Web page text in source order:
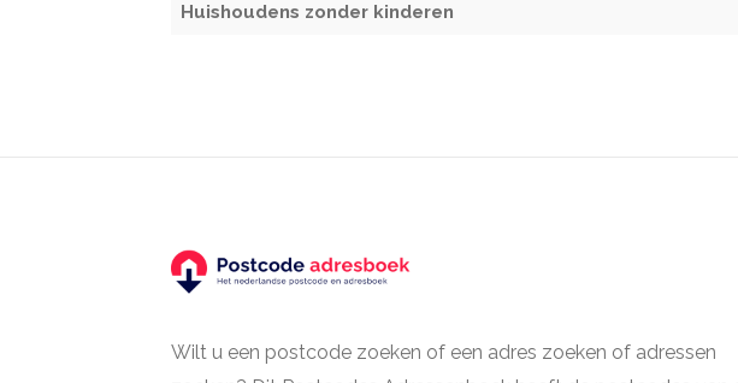
Huishoudens zonder kinderen
Wilt u een postcode zoeken of een adres zoeken of adressen